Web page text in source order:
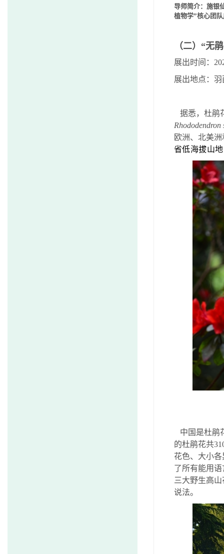
导师简介：施银
植物学”核心团
（二）“无
展出时间：
展出地点：
据悉，杜鹃
Rhododendron
欧洲、北美
省低海拔山
中国是杜鹃
的杜鹃花共
花色、大小
了所有能用
三大野生高
说法。